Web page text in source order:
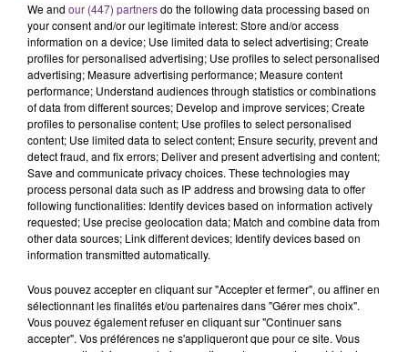
Afficher l'élément
FIL D'ACTU
7 août 2026
LA CENTRALE NUCLÉAIRE DE CHOOZ
We and our (447) partnersdo the following data processing based on
your consent and/or our legitimate interest: Store and/or access
information on a device; Use limited data to select advertising; Create
profiles for personalised advertising; Use profiles to select personalised
advertising; Measure advertising performance; Measure content
performance; Understand audiences through statistics or combinations
of data from different sources; Develop and improve services; Create
profiles to personalise content; Use profiles to select personalised
content; Use limited data to select content; Ensure security, prevent and
detect fraud, and fix errors; Deliver and present advertising and content;
Save and communicate privacy choices. These technologies may
process personal data such as IP address and browsing data to offer
following functionalities: Identify devices based on information actively
requested; Use precise geolocation data; Match and combine data from
other data sources; Link different devices; Identify devices based on
information transmitted automatically.
Vous pouvez accepter en cliquant sur "Accepter et fermer", ou affiner en
sélectionnant les finalités et/ou partenaires dans "Gérer mes choix".
Vous pouvez également refuser en cliquant sur "Continuer sans
accepter". Vos préférences ne s'appliqueront que pour ce site. Vous